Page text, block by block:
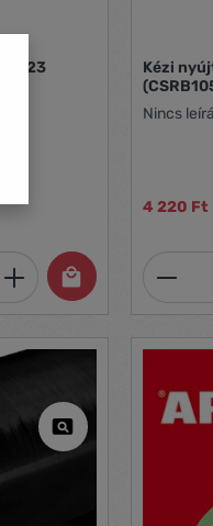
vagy
23
Adja meg a
Kézi
Nincs
4 220 Ft